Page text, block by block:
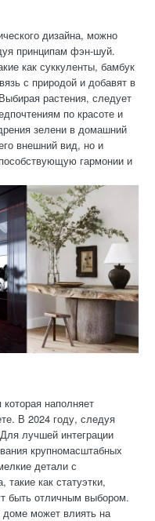
дизайна, можно
принципам фэн-шуй.
как суккуленты, бамбук
с природой и добавят в
растения, следует
по красоте и
зелени в домашний
внешний вид, но и
гармонии и
наполняет
В 2024 году, следуя
лучшей интеграции
крупномасштабных
детали с
как статуэтки,
быть отличным выбором.
может влиять на